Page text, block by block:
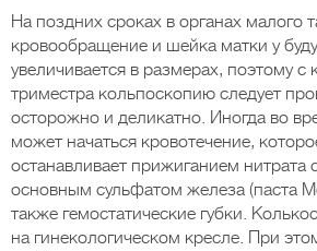
На поздних сроках в органах малого
кровообращение и шейка матки у
увеличивается в размерах, поэтому с
триместра кольпоскопию следует
осторожно и деликатно. Иногда во
может начаться кровотечение,
останавливает прижиганием нитрата
основным сульфатом железа (паста
также гемостатические губки.
на гинекологическом кресле. При